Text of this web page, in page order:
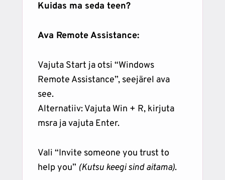
Kuidas ma seda teen?
Ava Remote Assistance:
Vajuta Start ja otsi “Windows
Remote Assistance”, seejärel ava
see.
Alternatiiv: Vajuta Win + R, kirjuta
msra ja vajuta Enter.
Vali “Invite someone you trust to
help you” (Kutsu keegi sind aitama).